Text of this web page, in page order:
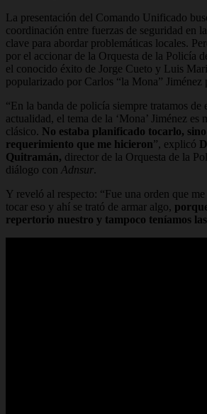
La presentación del Comando Unificado
coordinación entre fuerzas de seguridad en
clave para abordar problemáticas locales.
por el accionar de la Orquesta de la Policía
el conocido éxito de Jorge Cueto y Luis
popularizado por Carlos “la Mona” Jiménez
“En la banda de policía siempre tratamos de
actualidad, el tema de la ‘Mona’ Jiménez es
clásico. No estaba planificado tocarlo,
requerimiento que me hicieron”, explicó
Quitramán, director de la Orquesta de la
diálogo con Adnsur.
Y reveló al respecto: “Fue una orden que
tocar eso y ahí se trató de armar algo,
repertorio nuestro y tampoco teníamos